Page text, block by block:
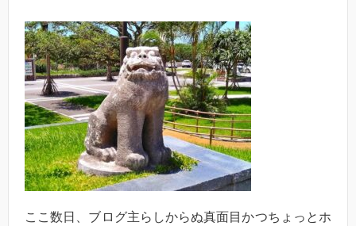
ここ数日、ブログ主らしからぬ真面目かつちょっとホ